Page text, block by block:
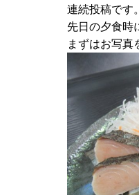
連続投稿です
先日の夕食時
まずはお写真